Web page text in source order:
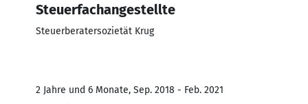
Steuerfachangestellte
Steuerberatersozietät Krug
2 Jahre und 6 Monate, Sep. 2018 - Feb. 2021